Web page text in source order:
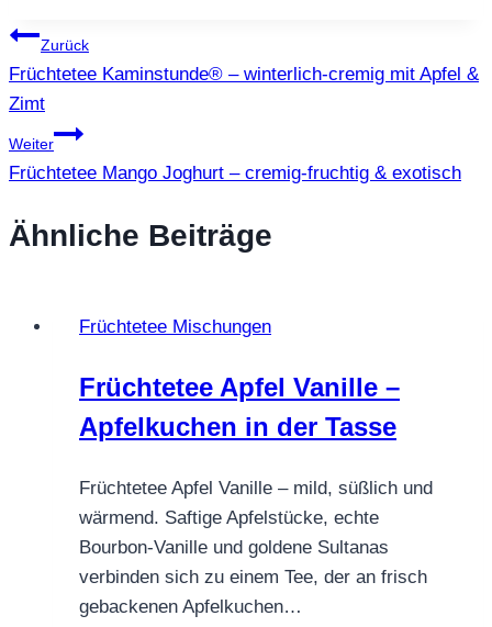
Beitragsnavigation
Zurück
Früchtetee Kaminstunde® – winterlich-cremig mit Apfel &
Zimt
Weiter
Früchtetee Mango Joghurt – cremig-fruchtig & exotisch
Ähnliche Beiträge
Früchtetee Mischungen
Früchtetee Apfel Vanille –
Apfelkuchen in der Tasse
Früchtetee Apfel Vanille – mild, süßlich und
wärmend. Saftige Apfelstücke, echte
Bourbon-Vanille und goldene Sultanas
verbinden sich zu einem Tee, der an frisch
gebackenen Apfelkuchen…